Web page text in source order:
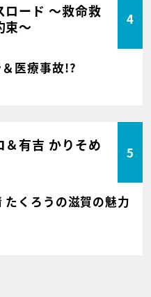
ロード ～救命救
束～
4
医療事故!?
＆有吉 かりそめ
5
くろうの滋賀の魅力